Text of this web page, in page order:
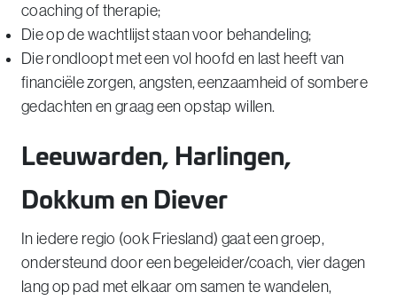
coaching of therapie;
Die op de wachtlijst staan voor behandeling;
Die rondloopt met een vol hoofd en last heeft van
financiële zorgen, angsten, eenzaamheid of sombere
gedachten en graag een opstap willen.
Leeuwarden, Harlingen,
Dokkum en Diever
In iedere regio (ook Friesland) gaat een groep,
ondersteund door een begeleider/coach, vier dagen
lang op pad met elkaar om samen te wandelen,